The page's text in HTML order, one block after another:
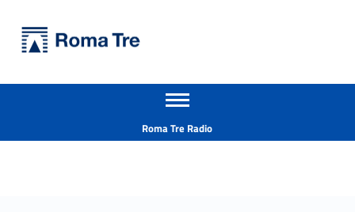
Prof.ssa SILVIA CECCHINI - Università Roma Tre
Apri il menu secondario
Roma Tre Radio